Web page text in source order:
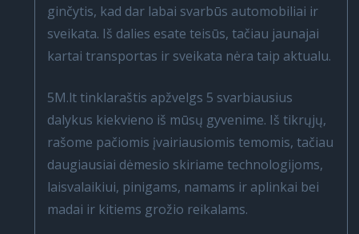
ginčytis, kad dar labai svarbūs automobiliai ir
sveikata. Iš dalies esate teisūs, tačiau jaunajai
kartai transportas ir sveikata nėra taip aktualu.
5M.lt tinklaraštis apžvelgs 5 svarbiausius
dalykus kiekvieno iš mūsų gyvenime. Iš tikrųjų,
rašome pačiomis įvairiausiomis temomis, tačiau
daugiausiai dėmesio skiriame technologijoms,
laisvalaikiui, pinigams, namams ir aplinkai bei
madai ir kitiems grožio reikalams.